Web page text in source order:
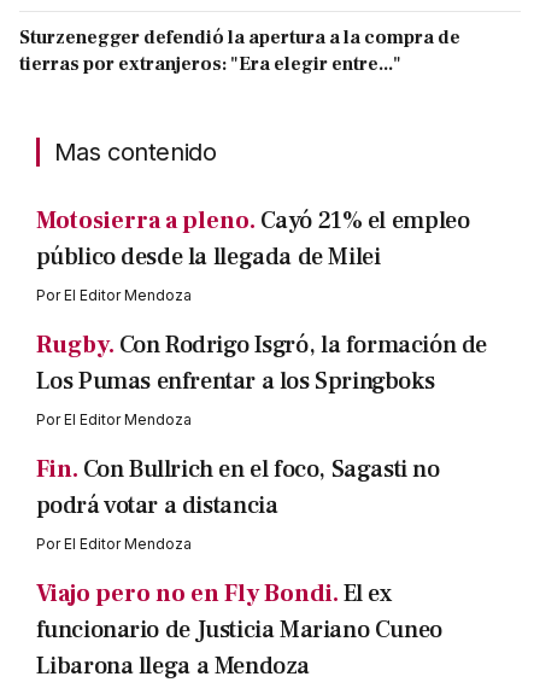
Sturzenegger defendió la apertura a la compra de
tierras por extranjeros: "Era elegir entre..."
Mas contenido
Motosierra a pleno. Cayó 21% el empleo
público desde la llegada de Milei
PorEl Editor Mendoza
Rugby. Con Rodrigo Isgró, la formación de
Los Pumas enfrentar a los Springboks
PorEl Editor Mendoza
Fin. Con Bullrich en el foco, Sagasti no
podrá votar a distancia
PorEl Editor Mendoza
Viajo pero no en Fly Bondi.El ex
funcionario de Justicia Mariano Cuneo
Libarona llega a Mendoza